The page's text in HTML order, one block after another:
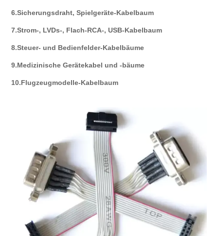
6.Sicherungsdraht, Spielgeräte-Kabelbaum
7.Strom-, LVDs-, Flach-RCA-, USB-Kabelbaum
8.Steuer- und Bedienfelder-Kabelbäume
9.Medizinische Gerätekabel und -bäume
10.Flugzeugmodelle-Kabelbaum